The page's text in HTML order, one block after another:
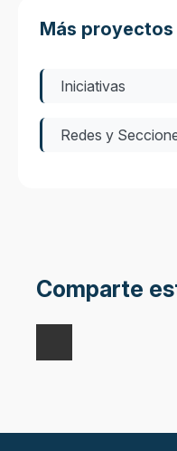
Más proyectos
Iniciativas
Redes y
Comparte